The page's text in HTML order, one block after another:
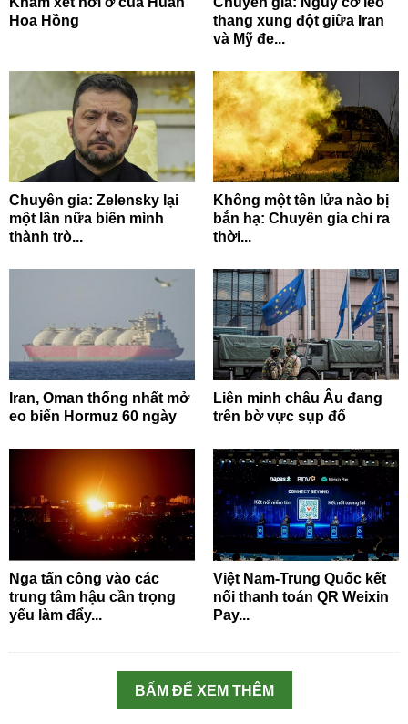
Hoa Hồng
thang xung đột giữa Iran
và Mỹ đe...
Chuyên gia: Zelensky lại
một lần nữa biến mình
thành trò...
Không một tên lửa nào bị
bắn hạ: Chuyên gia chỉ ra
thời...
Iran, Oman thống nhất mở
eo biển Hormuz 60 ngày
Liên minh châu Âu đang
trên bờ vực sụp đổ
Nga tấn công vào các
trung tâm hậu cần trọng
yếu làm đẩy...
Việt Nam-Trung Quốc kết
nối thanh toán QR Weixin
Pay...
BẤM ĐỂ XEM THÊM